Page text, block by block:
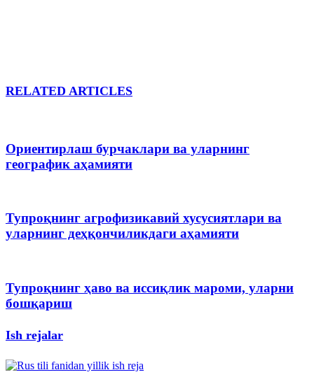
RELATED ARTICLES
Ориентирлаш бурчаклари ва уларнинг
географик аҳамияти
Тупроқнинг агрофизикавий хусусиятлари ва
уларнинг деҳқончиликдаги аҳамияти
Тупроқнинг ҳаво ва иссиқлик мароми, уларни
бошқариш
Ish rejalar